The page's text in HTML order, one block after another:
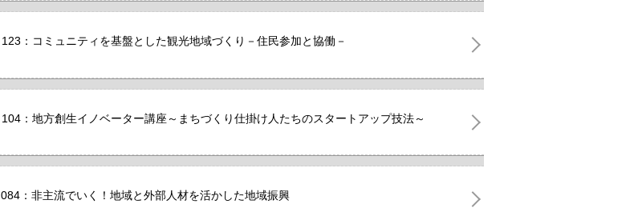
123：コミュニティを基盤とした観光地域づくり－住民参加と協働－
104：地方創生イノベーター講座～まちづくり仕掛け人たちのスタートアップ技法～
084：非主流でいく！地域と外部人材を活かした地域振興